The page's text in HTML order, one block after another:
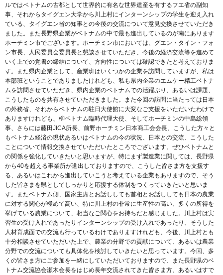
ルではベトナムの古都として世界的に有名な世界遺産を有するフエ省の副知
事、それからタイグエン大学から川上村にインターンシップの学生を迎え入れ
ている、タイグエン省の知事との今後の交流について意見交換させていただき
ました。また長野県企業がベトナムの中で最も進出しているのが南にあります
ホーチミン市でございます。ホーチミン市においては、グエン・タイン・フォ
ン市長、人民委員会委員長と懇談させていただき、今後の経済交流等を進めて
いく上での覚書の締結について、方向性については確認できたと考えておりま
す。また県内企業として、産業班はいくつかの企業を訪問していますが、私は
本部班ということでありましたけれども、私も県内企業のエムケー精工ベトナ
ムを訪問させていただき、県内企業のベトナムでの活躍ぶり、あるいは課題、
こうしたものを共有させていただきました。また今回の訪問に当たっては日本
の外務省、それからベトナムの駐日大使館に大変なご支援をいただいたわけで
ありますけれども、柳ベトナム臨時代理大使、そしてホーチミンの中島総領
事、さらには藤田JICA所長、前野ホーチミン日本商工会会長、こうした方々と
もベトナム経済の現状あるいはベトナムの今の状況、日本との交流、こうした
ことについて情報交換させていただいたところでございます。ぜひベトナムと
の関係を強化していきたいと思いますが、特にまず製造業に関しては、長野県
から40を超える事業所が進出しておりますので、こうした皆さま方を支援す
る、あるいはこれから進出していこうと考えている企業もありますので、そう
した皆さまを県としてしっかりと応援する体制をつくっていきたいと思いま
す。またベトナム側、国家主席とお話ししても首相とお話ししても日本の農業
に対する関心が極めて高い、特に川上村の非常に生産性の高い、多くの所得を
挙げている農業について、相当なご関心をお持ちだと感じました。川上村は実
習生の受け入れであったりインターンシップの受け入れであったり、そうした
人材育成面での交流も行っているわけでありますけれども、今後、川上村とも
十分相談させていただいた上で、農業の分野での貢献について、あるいは農業
分野での交流についても具体化を検討していきたいと思っています。今回、多
くの皆さま方にご参加を一緒にしていただいておりますので、また長野県のベ
トナム交流協会瀬木会長をはじめ長年交流されてきた皆さま方、あるいはすで